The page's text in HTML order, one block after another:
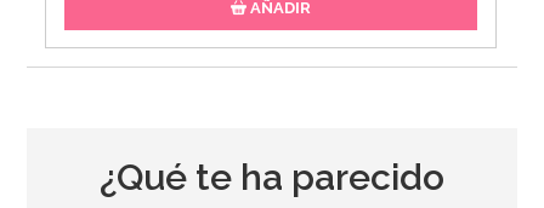
AÑADIR
¿Qué te ha parecido